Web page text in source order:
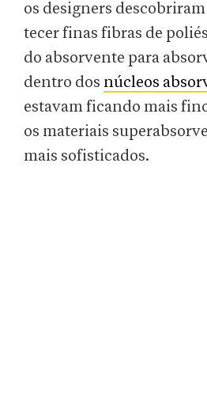
os designers
tecer finas fibras de
do absorvente para
dentro dos núcleos
estavam ficando mais
os materiais
mais sofisticados.